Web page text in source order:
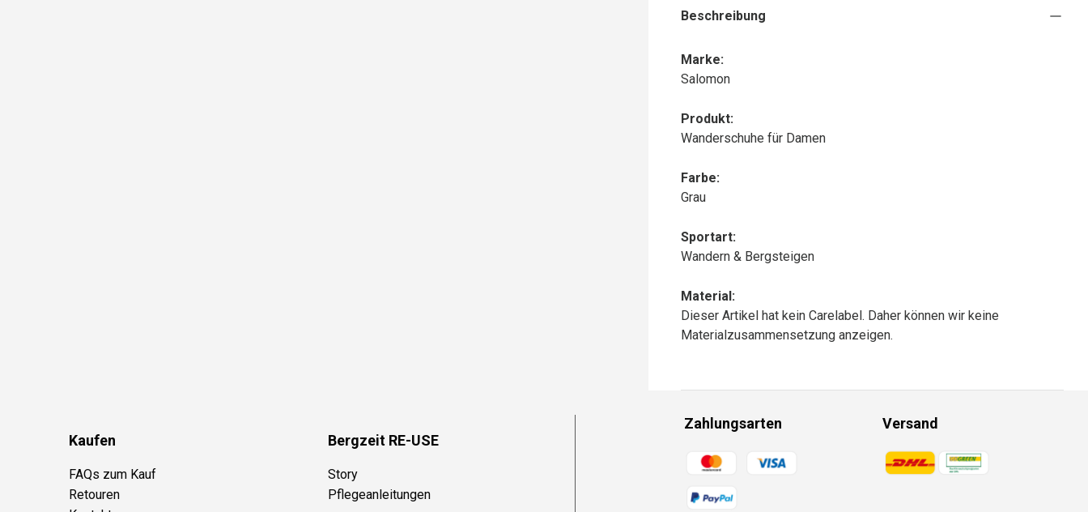
Beschreibung
Marke:
Salomon
Produkt:
Wanderschuhe für Damen
Farbe:
Grau
Sportart:
Wandern & Bergsteigen
Material:
Dieser Artikel hat kein Carelabel. Daher können wir keine
Materialzusammensetzung anzeigen.
Kaufen
FAQs zum Kauf
Retouren
Bergzeit RE-USE
Story
Pflegeanleitungen
Zahlungsarten
Zahlungsmethoden
Versand
Zahlungsmethoden